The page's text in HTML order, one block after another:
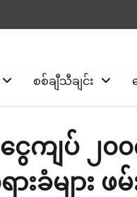
စစ်ချီသီချင်း
ေကျပ် ၂၀
ခံများ ဖ